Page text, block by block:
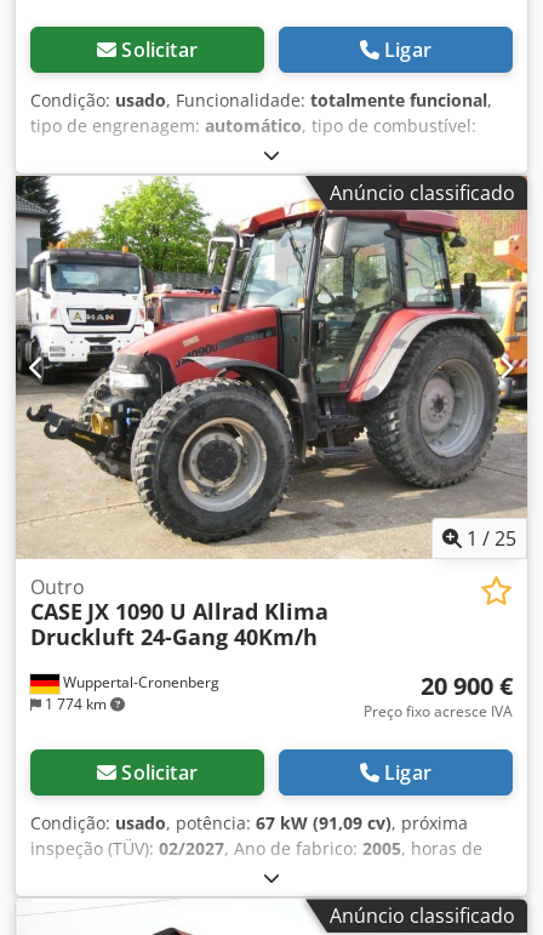
Solicitar Ligar
Condição: usado, Funcionalidade: totalmente funcional,
tipo de engrenagem: automático, tipo de combustível:
7 500 kg
4x2, primeira matrícula:10/1977, Ano de fabrico:1977,
Equipamento:hidráulica
, Tecnicamente em perfeito
estado Dedpfst S Idrjx Ai Reck
Anúncio classificado
1 /25
Wuppertal-Cronenberg
1 774 km
Outro
CASE JX 1090 U Allrad Klima
Druckluft 24-Gang 40Km/h
20 900 €
Preço fixo acresce IVA
Solicitar Ligar
Condição: usado, potência: 67 kW (91,09 cv), próxima
inspeção (TÜV): 02/2027, Ano de fabrico: 2005, horas de
, Equipamento:
cabina, tração integral, Trator alemão, até recentemente
em operação. 2º proprietário, sempre pertencente à
Anúncio classificado